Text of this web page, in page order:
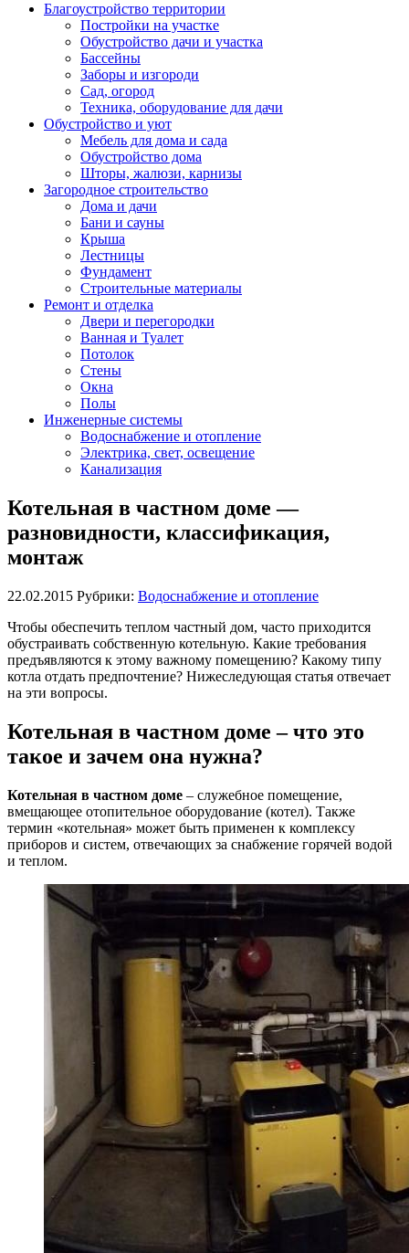
Благоустройство территории
Постройки на участке
Обустройство дачи и участка
Бассейны
Заборы и изгороди
Сад, огород
Техника, оборудование для дачи
Обустройство и уют
Мебель для дома и сада
Обустройство дома
Шторы, жалюзи, карнизы
Загородное строительство
Дома и дачи
Бани и сауны
Крыша
Лестницы
Фундамент
Строительные материалы
Ремонт и отделка
Двери и перегородки
Ванная и Туалет
Потолок
Стены
Окна
Полы
Инженерные системы
Водоснабжение и отопление
Электрика, свет, освещение
Канализация
Котельная в частном доме —
разновидности, классификация,
монтаж
22.02.2015 Рубрики: Водоснабжение и отопление
Чтобы обеспечить теплом частный дом, часто приходится
обустраивать собственную котельную. Какие требования
предъявляются к этому важному помещению? Какому типу
котла отдать предпочтение? Нижеследующая статья отвечает
на эти вопросы.
Котельная в частном доме – что это
такое и зачем она нужна?
Котельная в частном доме – служебное помещение,
вмещающее отопительное оборудование (котел). Также
термин «котельная» может быть применен к комплексу
приборов и систем, отвечающих за снабжение горячей водой
и теплом.